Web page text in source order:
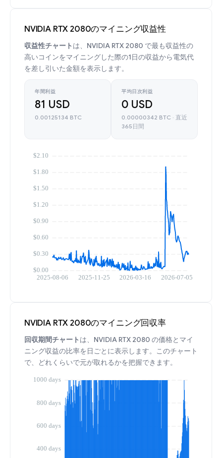
NVIDIA RTX 2080のマイニング収益性
収益性チャート は、NVIDIA RTX 2080 で最も収益性の
高いコインをマイニングした際の1日の収益から電気代
を差し引いた金額を表示します。
年間利益
81 USD
0.00125134 BTC
平均日次利益
0 USD
0.00000342 BTC · 直近
365日間
NVIDIA RTX 2080のマイニング回収率
回収期間チャート は、NVIDIA RTX 2080 の価格とマイ
ニング収益の比率を日ごとに表示します。このチャート
で、どれくらいで元が取れるかを把握できます。